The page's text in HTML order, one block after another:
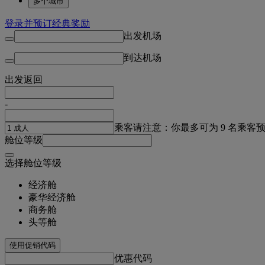
登录并预订经典奖励
出发机场
到达机场
出发返回
-
乘客请注意：你最多可为 9 名乘客
舱位等级
选择舱位等级
经济舱
豪华经济舱
商务舱
头等舱
使用促销代码
优惠代码